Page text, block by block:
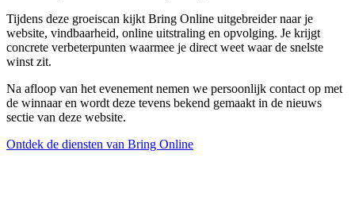
Tijdens deze groeiscan kijkt Bring Online uitgebreider naar je
website, vindbaarheid, online uitstraling en opvolging. Je krijgt
concrete verbeterpunten waarmee je direct weet waar de snelste
winst zit.
Na afloop van het evenement nemen we persoonlijk contact op met
de winnaar en wordt deze tevens bekend gemaakt in de nieuws
sectie van deze website.
Ontdek de diensten van Bring Online